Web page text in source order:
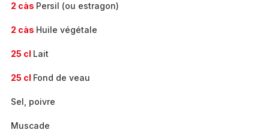
2 càs Persil (ou estragon)
2 càs Huile végétale
25 cl Lait
25 cl Fond de veau
Sel, poivre
Muscade